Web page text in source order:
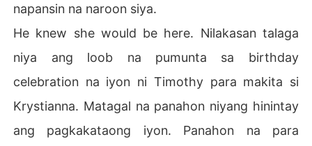
napansin na naroon siya.
He knew she would be here. Nilakasan talaga
niya ang loob na pumunta sa birthday
celebration na iyon ni Timothy para makita si
Krystianna. Matagal na panahon niyang hinintay
ang pagkakataong iyon. Panahon na para